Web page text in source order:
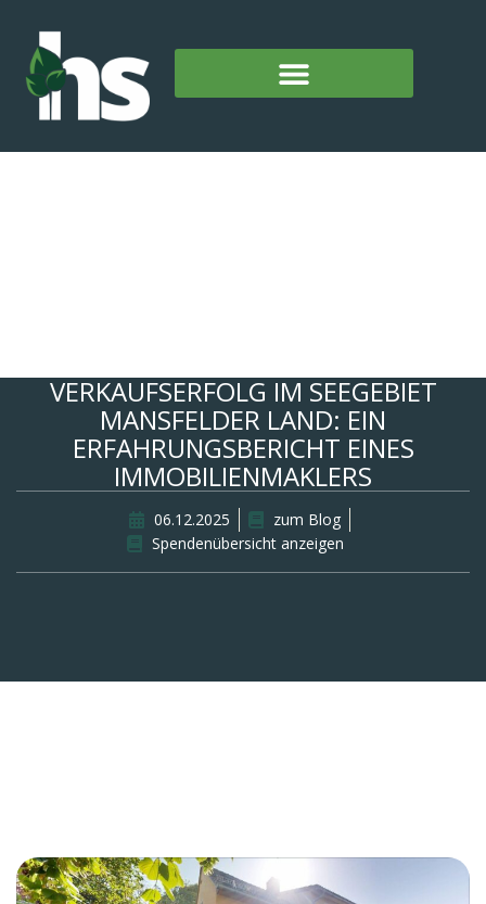
VERKAUFSERFOLG IM SEEGEBIET
MANSFELDER LAND: EIN
ERFAHRUNGSBERICHT EINES
IMMOBILIENMAKLERS
06.12.2025
zum Blog
Spendenübersicht anzeigen